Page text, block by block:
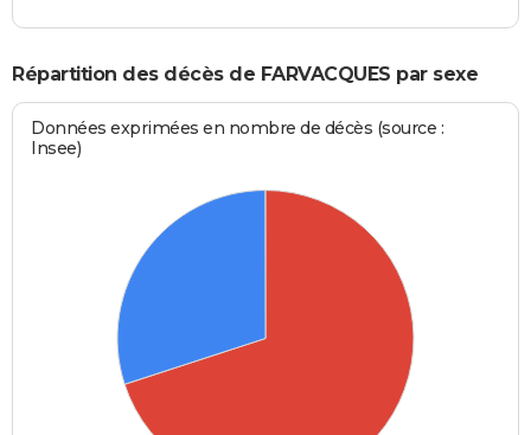
Répartition des décès de FARVACQUES par sexe
Données exprimées en nombre de décès (source :
Insee)